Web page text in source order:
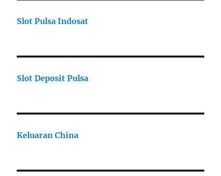
Slot Pulsa Indosat
Slot Deposit Pulsa
Keluaran China